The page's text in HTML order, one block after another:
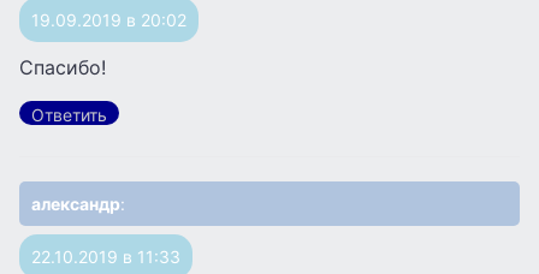
19.09.2019 в 20:02
Спасибо!
Ответить
александр:
22.10.2019 в 11:33